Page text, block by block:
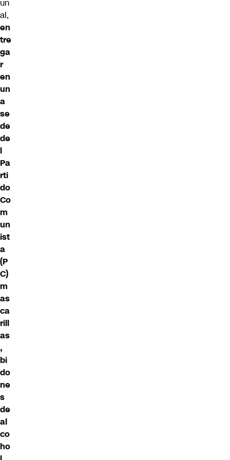
un
al,
en
tre
ga
r
en
un
a
se
de
de
l
Pa
rti
do
Co
m
un
ist
a
(P
C)
m
as
ca
rill
as
,
bi
do
ne
s
de
al
co
ho